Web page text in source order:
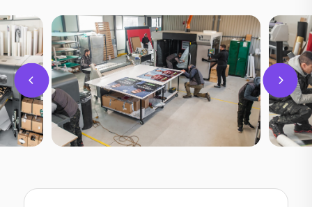
нас
Компания «Реклама Киев» специализируется на производстве и
поставке рекламных конструкций для разных сфер бизнеса по
всей Украине. Мы предлагаем:
широкий ассортимент форматов;